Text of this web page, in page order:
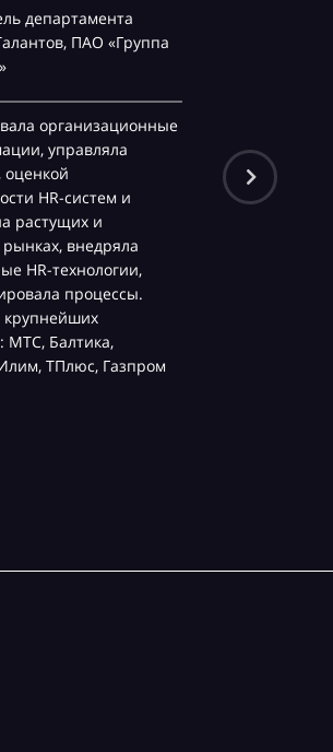
департамента
ПАО «Группа
организационные
управляла
оценкой
HR-систем и
растущих и
внедряла
HR-технологии,
процессы.
крупнейших
МТС, Балтика,
ТПлюс, Газпром